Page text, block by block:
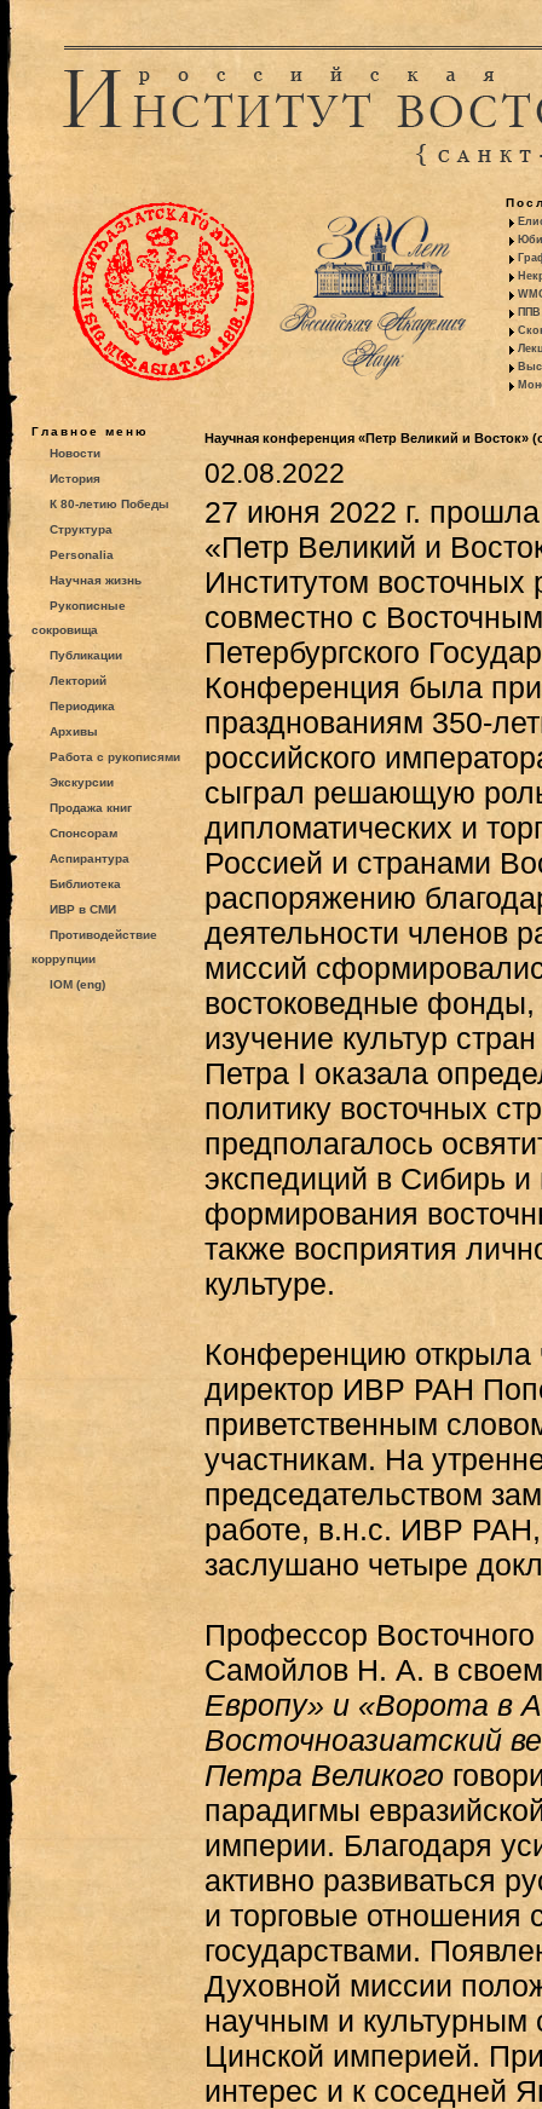
ППВ
Главное меню
Новости
История
К 80-летию Победы
Структура
Personalia
Научная жизнь
Рукописные
сокровища
Публикации
Лекторий
Периодика
Архивы
Работа с рукописями
Экскурсии
Продажа книг
Спонсорам
Аспирантура
Библиотека
ИВР в СМИ
Противодействие
коррупции
IOM (eng)
Научная конференция «Петр Великий и Восток»
02.08.2022
27 июня 2022 г.
«Петр Великий и
Институтом
совместно с
Петербургского
Конференция была
празднованиям 350-
российского
сыграл решающую
дипломатических и
Россией и странами
распоряжению
деятельности членов
миссий
востоковедные
изучение культур
Петра I оказала
политику восточных
предполагалось
экспедиций в Сибирь и
формирования
также восприятия
культуре.
Конференцию открыла
директор ИВР РАН
приветственным
участникам. На
председательством
работе, в.н.с. ИВР
заслушано четыре
Профессор
Самойлов Н. А. в
Европу» и «Ворота в
Восточноазиатский
Петра Великого
парадигмы
империи. Благодаря
активно развиваться
и торговые отношения
государствами.
Духовной миссии
научным и
Цинской империей.
интерес и к соседней